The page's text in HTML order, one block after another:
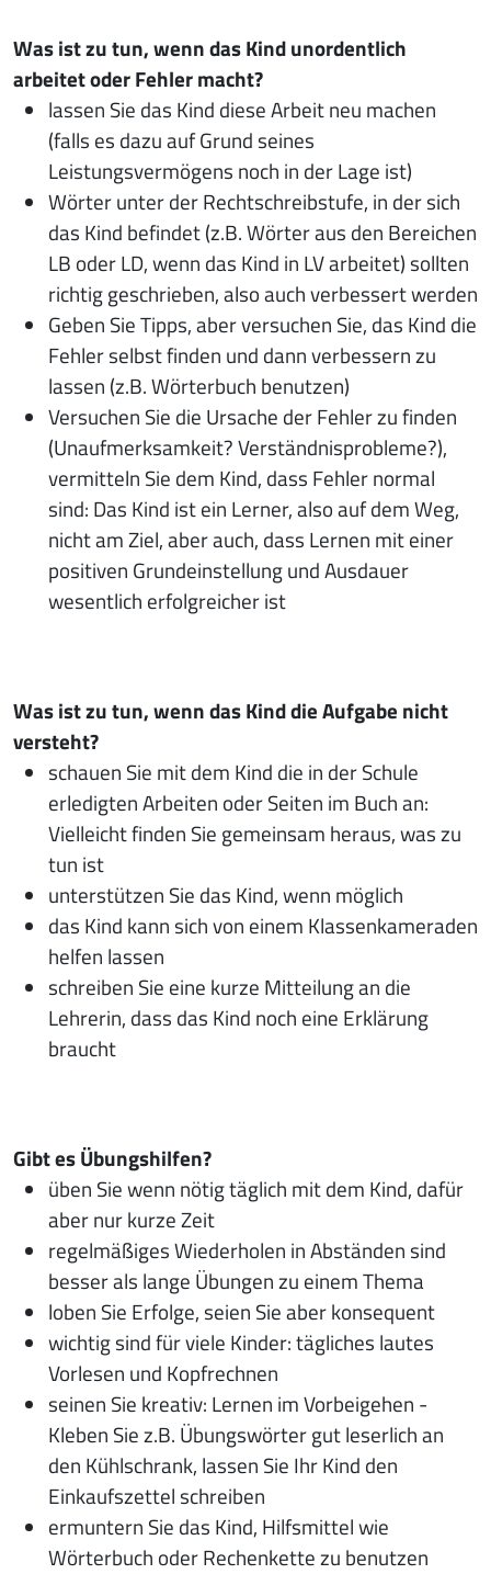
Was ist zu tun, wenn das Kind unordentlich
arbeitet oder Fehler macht?
lassen Sie das Kind diese Arbeit neu machen
(falls es dazu auf Grund seines
Leistungsvermögens noch in der Lage ist)
Wörter unter der Rechtschreibstufe, in der sich
das Kind befindet (z.B. Wörter aus den Bereichen
LB oder LD, wenn das Kind in LV arbeitet) sollten
richtig geschrieben, also auch verbessert werden
Geben Sie Tipps, aber versuchen Sie, das Kind die
Fehler selbst finden und dann verbessern zu
lassen (z.B. Wörterbuch benutzen)
Versuchen Sie die Ursache der Fehler zu finden
(Unaufmerksamkeit? Verständnisprobleme?),
vermitteln Sie dem Kind, dass Fehler normal
sind: Das Kind ist ein Lerner, also auf dem Weg,
nicht am Ziel, aber auch, dass Lernen mit einer
positiven Grundeinstellung und Ausdauer
wesentlich erfolgreicher ist
Was ist zu tun, wenn das Kind die Aufgabe nicht
versteht?
schauen Sie mit dem Kind die in der Schule
erledigten Arbeiten oder Seiten im Buch an:
Vielleicht finden Sie gemeinsam heraus, was zu
tun ist
unterstützen Sie das Kind, wenn möglich
das Kind kann sich von einem Klassenkameraden
helfen lassen
schreiben Sie eine kurze Mitteilung an die
Lehrerin, dass das Kind noch eine Erklärung
braucht
Gibt es Übungshilfen?
üben Sie wenn nötig täglich mit dem Kind, dafür
aber nur kurze Zeit
regelmäßiges Wiederholen in Abständen sind
besser als lange Übungen zu einem Thema
loben Sie Erfolge, seien Sie aber konsequent
wichtig sind für viele Kinder: tägliches lautes
Vorlesen und Kopfrechnen
seinen Sie kreativ: Lernen im Vorbeigehen -
Kleben Sie z.B. Übungswörter gut leserlich an
den Kühlschrank, lassen Sie Ihr Kind den
Einkaufszettel schreiben
ermuntern Sie das Kind, Hilfsmittel wie
Wörterbuch oder Rechenkette zu benutzen